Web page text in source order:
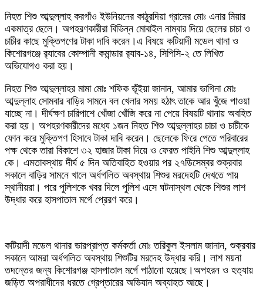
নিহত শিশু আব্দুল্লাহ করগাঁও ইউনিয়নের কাঠুরদিয়া গ্রামের মোঃ এনার মিয়ার
একমাত্র ছেলে। অপহরণকারীরা বিভিন্ন মোবাইল নাম্বার দিয়ে ছেলের চাচা ও
চাচীর কাছে মুক্তিপণের টাকা দাবি করেন।এ বিষয়ে কটিয়াদী মডেল থানা ও
কিশোরগঞ্জে র‍্যাবের কোম্পানী কমান্ডার র‌্যাব-১৪, সিপিসি-২ তে লিখিত
অভিযোগও করা হয়।
নিহত শিশু আব্দুল্লাহর মামা মোঃ শফিক ভূঁইয়া জানান, আমার ভাগিনা মোঃ
আব্দুল্লাহ সোমবার বাড়ির সামনে বল খেলার সময় হঠাৎ তাকে আর খুঁজে পাওয়া
যাচ্ছে না। দীর্ঘক্ষণ চারিপাশে খোঁজা খোঁজি করে না পেয়ে বিষয়টি থানায় অবহিত
করা হয়। অপহরণকারীদের মধ্যে ১জন নিহত শিশু আব্দুল্লাহর চাচা ও চাচীকে
ফোন করে মুক্তিপণ হিসাবে টাকা দাবি করেন। ছেলেকে ফিরে পেতে পরিবারের
পক্ষ থেকে তারা বিকাশে ৩২ হাজার টাকা দিয়ে ও ফেরত পাইনি শিশু আব্দুল্লাহ
কে। এমতাবস্থায় দীর্ঘ ৫ দিন অতিবাহিত হওয়ার পর ২৭ডিসেম্বর শুক্রবার
সকালে বাড়ির সামনে খালে অর্ধগলিত অবস্থায় শিশুর মরদেহটি দেখতে পায়
স্থানীয়রা। পরে পুলিশকে খবর দিলে পুলিশ এসে ঘটনাস্থল থেকে শিশুর লাশ
উদ্ধার করে হাসপাতাল মর্গে প্রেরণ করে।
কটিয়াদী মডেল থানার ভারপ্রাপ্ত কর্মকর্তা মোঃ তরিকুল ইসলাম জানান, শুক্রবার
সকালে আমরা অর্ধগলিত অবস্থায় শিশুটির মরদেহ উদ্ধার করি। লাশ ময়না
তদন্তের জন্য কিশোরগঞ্জ হাসপাতাল মর্গে পাঠানো হয়েছে।অপহরন ও হত্যায়
জড়িত অপরাধীদের ধরতে গ্রেপ্তারের অভিযান অব্যাহত আছে।